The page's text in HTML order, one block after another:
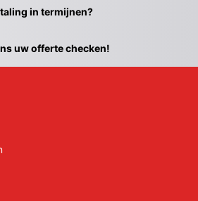
in termijnen?
uw offerte checken!